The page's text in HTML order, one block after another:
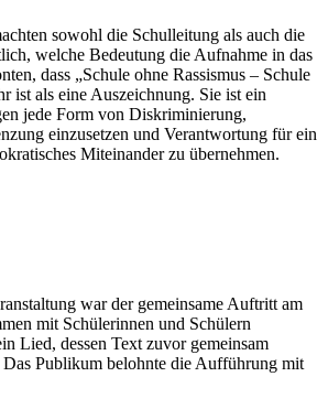
sowohl die Schulleitung als auch die
welche Bedeutung die Aufnahme in das
dass „Schule ohne Rassismus – Schule
ist als eine Auszeichnung. Sie ist ein
jede Form von Diskriminierung,
einzusetzen und Verantwortung für ein
Miteinander zu übernehmen.
war der gemeinsame Auftritt am
mit Schülerinnen und Schülern
Lied, dessen Text zuvor gemeinsam
Publikum belohnte die Aufführung mit